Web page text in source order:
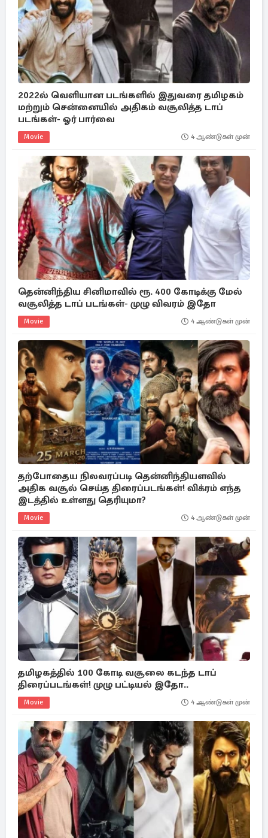
2022ல் வெளியான படங்களில் இதுவரை தமிழகம்
மற்றும் சென்னையில் அதிகம் வசூலித்த டாப்
படங்கள்- ஓர் பார்வை
Movie 4 ஆண்டுகள் முன்
தென்னிந்திய சினிமாவில் ரூ. 400 கோடிக்கு மேல்
வசூலித்த டாப் படங்கள்- முழு விவரம் இதோ
Movie 4 ஆண்டுகள் முன்
தற்போதைய நிலவரப்படி தென்னிந்தியளவில்
அதிக வசூல் செய்த திரைப்படங்கள்! விக்ரம் எந்த
இடத்தில் உள்ளது தெரியுமா?
Movie 4 ஆண்டுகள் முன்
தமிழகத்தில் 100 கோடி வசூலை கடந்த டாப்
திரைப்படங்கள்! முழு பட்டியல் இதோ..
Movie 4 ஆண்டுகள் முன்